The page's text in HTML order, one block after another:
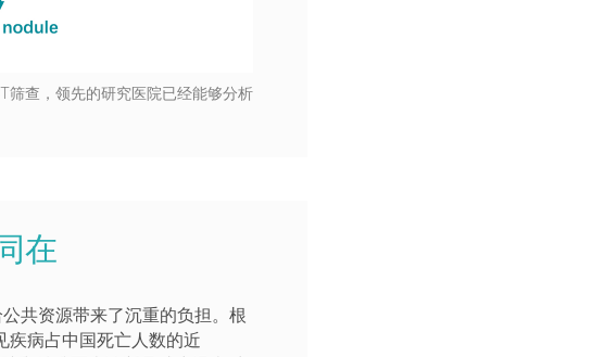
筛查，领先的研究医院已经能够分析
在
共资源带来了沉重的负担。根
疾病占中国死亡人数的近